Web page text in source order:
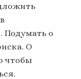
Подумать о
О
чтобы